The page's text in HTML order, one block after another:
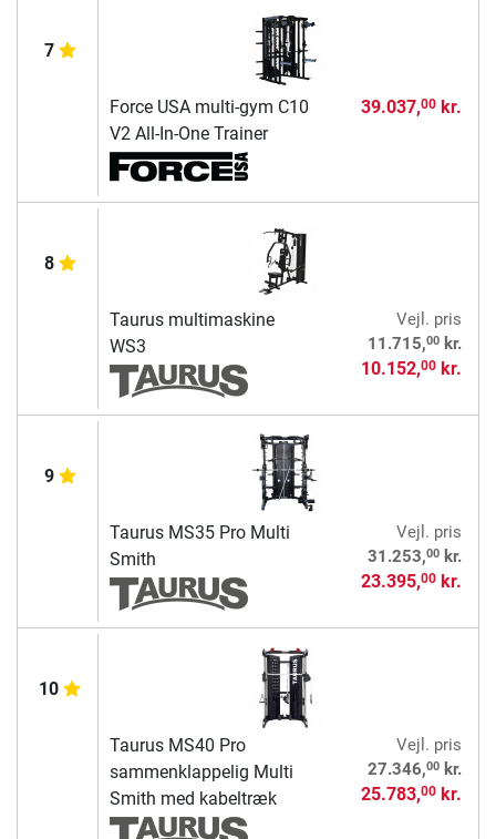
7
Force USA multi-gym C10
V2 All-In-One Trainer
39.037,00kr.
8
Taurus multimaskine
WS3
Vejl. pris
11.715,00kr.
10.152,00kr.
9
Taurus MS35 Pro Multi
Smith
Vejl. pris
31.253,00kr.
23.395,00kr.
10
Taurus MS40 Pro
sammenklappelig Multi
Smith med kabeltræk
Vejl. pris
27.346,00kr.
25.783,00kr.